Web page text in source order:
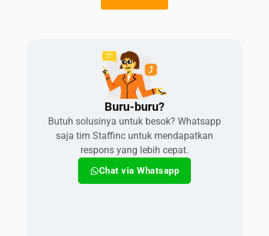
Buru-buru?​
Butuh solusinya untuk besok? Whatsapp
saja tim Staffinc untuk mendapatkan
respons yang lebih cepat.
Chat via Whatsapp